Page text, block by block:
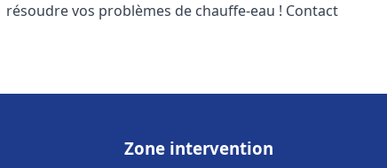
résoudre vos problèmes de chauffe-eau ! Contact
Zone intervention